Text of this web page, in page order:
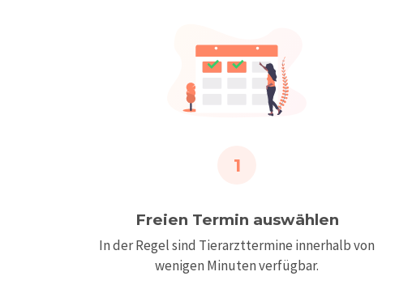
1
Freien Termin auswählen
In der Regel sind Tierarzttermine innerhalb von
wenigen Minuten verfügbar.